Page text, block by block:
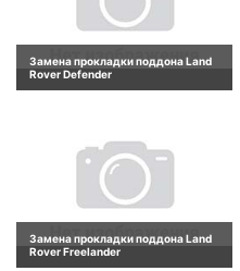
Замена прокладки поддона Land
Rover Defender
Замена прокладки поддона Land
Rover Freelander